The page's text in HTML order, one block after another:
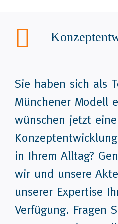
Sie haben sich als
Münchener Modell
wünschen jetzt
in Ihrem Alltag?
wir und unsere
unserer Expertise
Verfügung. Fragen